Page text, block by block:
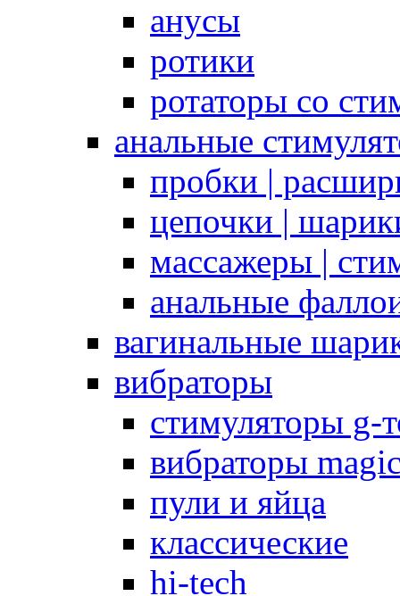
анусы
ротики
ротаторы со
анальные
пробки |
цепочки |
массажеры |
анальные
вагинальные
вибраторы
стимуляторы g-
вибраторы
пули и яйца
классические
hi-tech